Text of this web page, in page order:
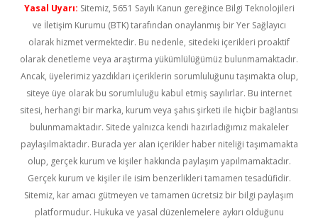
Yasal Uyarı: Sitemiz, 5651 Sayılı Kanun gereğince Bilgi Teknolojileri
ve İletişim Kurumu (BTK) tarafından onaylanmış bir Yer Sağlayıcı
olarak hizmet vermektedir. Bu nedenle, sitedeki içerikleri proaktif
olarak denetleme veya araştırma yükümlülüğümüz bulunmamaktadır.
Ancak, üyelerimiz yazdıkları içeriklerin sorumluluğunu taşımakta olup,
siteye üye olarak bu sorumluluğu kabul etmiş sayılırlar. Bu internet
sitesi, herhangi bir marka, kurum veya şahıs şirketi ile hiçbir bağlantısı
bulunmamaktadır. Sitede yalnızca kendi hazırladığımız makaleler
paylaşılmaktadır. Burada yer alan içerikler haber niteliği taşımamakta
olup, gerçek kurum ve kişiler hakkında paylaşım yapılmamaktadır.
Gerçek kurum ve kişiler ile isim benzerlikleri tamamen tesadüfidir.
Sitemiz, kar amacı gütmeyen ve tamamen ücretsiz bir bilgi paylaşım
platformudur. Hukuka ve yasal düzenlemelere aykırı olduğunu